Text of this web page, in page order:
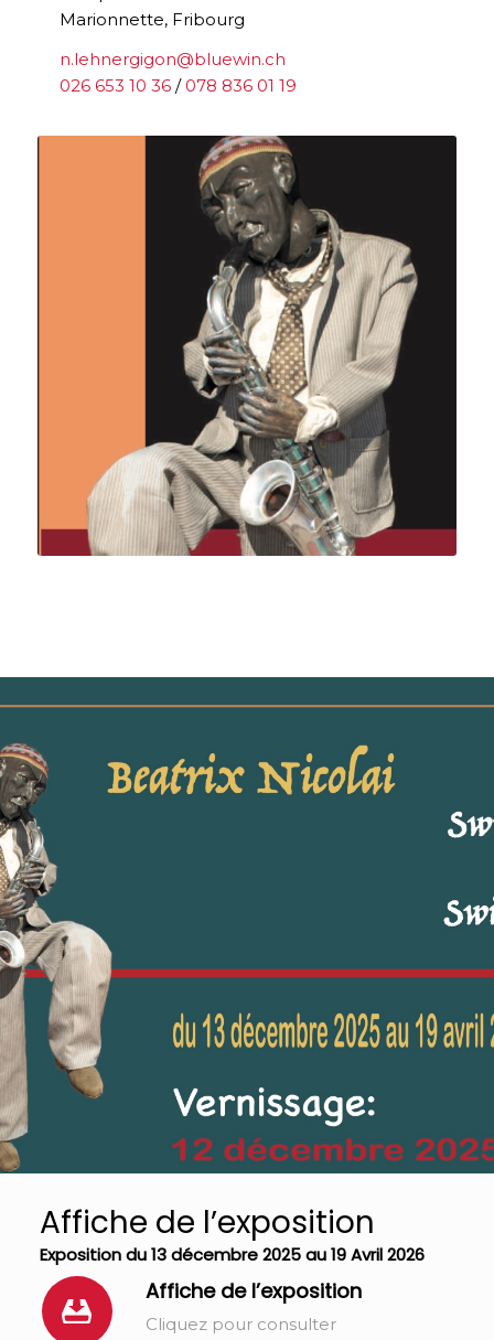
Marionnette, Fribourg
n.lehnergigon@bluewin.ch
026 653 10 36/078 836 01 19
Affiche de l’exposition
Exposition du 13 décembre 2025 au 19 Avril 2026
Affiche de l’exposition
Cliquez pour consulter